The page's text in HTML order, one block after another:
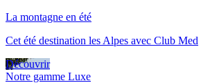
La montagne en été
Cet été destination les Alpes avec Club Med
Découvrir
Notre gamme Luxe